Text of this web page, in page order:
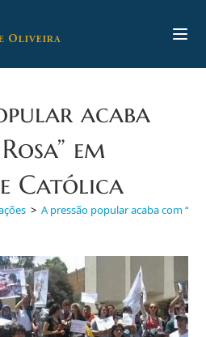
OLIVEIRA
acaba
em
Católica
> A pressão popular acaba com